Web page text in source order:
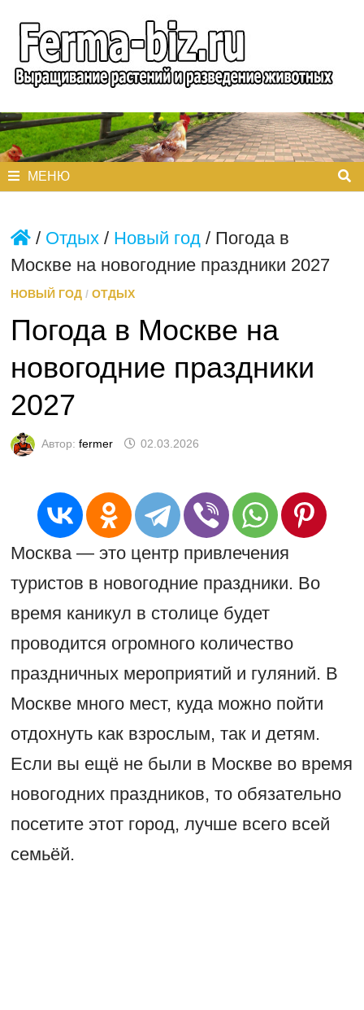
содержимому
МЕНЮ
/ Отдых/ Новый год/ Погода в
Москве на новогодние праздники 2027
НОВЫЙ ГОД/ ОТДЫХ
Погода в Москве на
новогодние праздники
2027
Автор: fermer 02.03.2026
Москва — это центр привлечения
туристов в новогодние праздники. Во
время каникул в столице будет
проводится огромного количество
праздничных мероприятий и гуляний. В
Москве много мест, куда можно пойти
отдохнуть как взрослым, так и детям.
Если вы ещё не были в Москве во время
новогодних праздников, то обязательно
посетите этот город, лучше всего всей
семьёй.